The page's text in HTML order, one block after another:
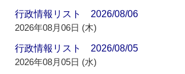
行政情報リスト 2026/08/06
2026年08月06日 (木)
行政情報リスト 2026/08/05
2026年08月05日 (水)